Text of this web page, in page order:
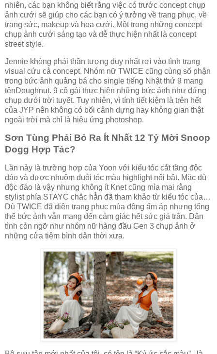
nhiên, các bạn không biết rằng việc có trước concept chụp
ảnh cưới sẽ giúp cho các bạn có ý tưởng về trang phục, về
trang sức, makeup và hoa cưới. Một trong những concept
chụp ảnh cưới sáng tạo và dễ thực hiện nhất là concept
street style.
Jennie không phải thần tượng duy nhất rơi vào tình trạng
visual cứu cả concept. Nhóm nữ TWICE cũng cùng số phận
trong bức ảnh quảng bá cho single tiếng Nhật thứ 9 mang
tênDoughnut. 9 cô gái thực hiện những bức ảnh như đứng
chụp dưới trời tuyết. Tuy nhiên, vì tính tiết kiệm là trên hết
của JYP nên không có bối cảnh dựng hay không gian thật
ngoài trời mà chỉ là hiệu ứng photoshop.
Sơn Tùng Phải Bỏ Ra Ít Nhất 12 Tỷ Mời Snoop
Dogg Hợp Tác?
Lần này là trường hợp của Yoon với kiểu tóc cắt tầng độc
đáo và được nhuộm đuôi tóc màu highlight nổi bật. Mặc dù
độc đáo là vậy nhưng không ít Knet cũng mỉa mai rằng
stylist phía STAYC chắc hẳn đã tham khảo từ kiểu tóc của…
Dù TWICE đã diện trang phục mùa đông ấm áp nhưng tổng
thể bức ảnh vẫn mang đến cảm giác hết sức giả trân. Dân
tình còn ngỡ như nhóm nữ hàng đầu Gen 3 chụp ảnh ở
những cửa tiệm bình dân thời xưa.